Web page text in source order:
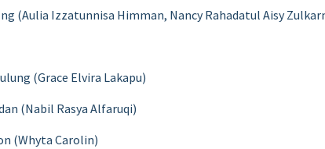
(Aulia Izzatunnisa Himman, Nancy Rahadatul Aisy
(Grace Elvira Lakapu)
(Nabil Rasya Alfaruqi)
(Whyta Carolin)